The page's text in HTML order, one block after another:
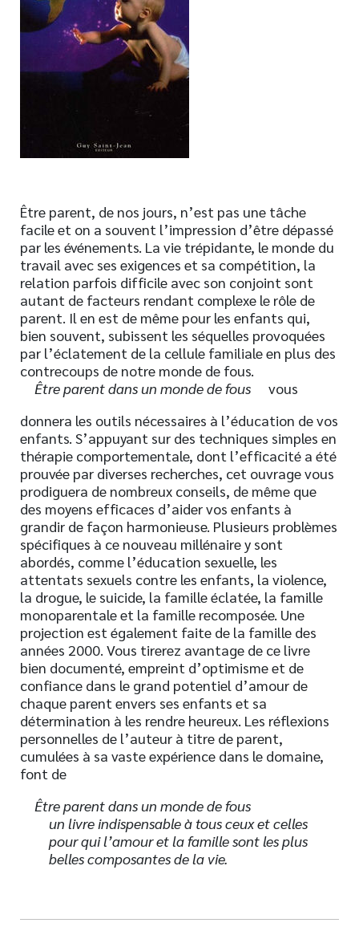
Nouveautés
Numérique
Livres audio
Meilleurs vendeurs
AUTEURS
CONTACT
Être parent, de nos jours, n’est pas une tâche
facile et on a souvent l’impression d’être dépassé
par les événements. La vie trépidante, le monde du
travail avec ses exigences et sa compétition, la
relation parfois difficile avec son conjoint sont
autant de facteurs rendant complexe le rôle de
parent. Il en est de même pour les enfants qui,
bien souvent, subissent les séquelles provoquées
par l’éclatement de la cellule familiale en plus des
contrecoups de notre monde de fous.
Être parent dans un monde de fous
vous
donnera les outils nécessaires à l’éducation de vos
enfants. S’appuyant sur des techniques simples en
thérapie comportementale, dont l’efficacité a été
prouvée par diverses recherches, cet ouvrage vous
prodiguera de nombreux conseils, de même que
des moyens efficaces d’aider vos enfants à
grandir de façon harmonieuse. Plusieurs problèmes
spécifiques à ce nouveau millénaire y sont
abordés, comme l’éducation sexuelle, les
attentats sexuels contre les enfants, la violence,
la drogue, le suicide, la famille éclatée, la famille
monoparentale et la famille recomposée. Une
projection est également faite de la famille des
années 2000. Vous tirerez avantage de ce livre
bien documenté, empreint d’optimisme et de
confiance dans le grand potentiel d’amour de
chaque parent envers ses enfants et sa
détermination à les rendre heureux. Les réflexions
personnelles de l’auteur à titre de parent,
cumulées à sa vaste expérience dans le domaine,
font de
Être parent dans un monde de fous
un livre indispensable à tous ceux et celles
pour qui l’amour et la famille sont les plus
belles composantes de la vie.